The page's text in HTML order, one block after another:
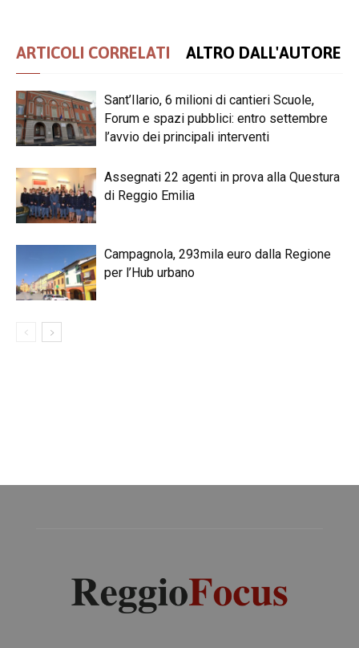
ARTICOLI CORRELATI ALTRO DALL'AUTORE
Sant’Ilario, 6 milioni di cantieri Scuole,
Forum e spazi pubblici: entro settembre
l’avvio dei principali interventi
Assegnati 22 agenti in prova alla Questura
di Reggio Emilia
Campagnola, 293mila euro dalla Regione
per l’Hub urbano